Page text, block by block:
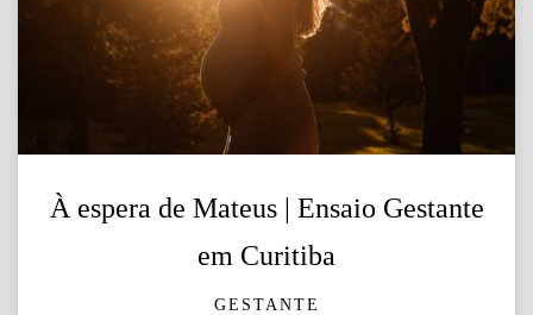
À espera de Mateus | Ensaio Gestante
em Curitiba
GESTANTE